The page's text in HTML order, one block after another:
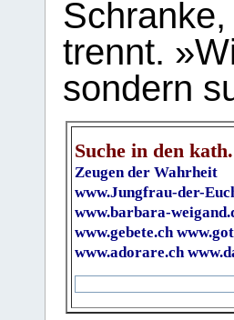
trennt.
sondern
Suche in den
Zeugen der Wahrheit
www.Jungfrau-der-
www.barbara-
www.gebete.ch
www.adorare.ch